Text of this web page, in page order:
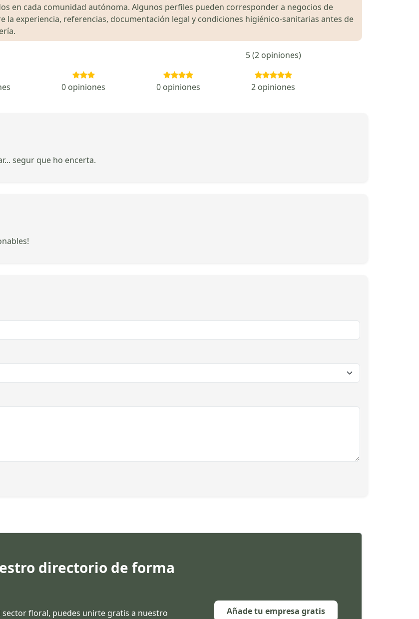
en cada comunidad autónoma. Algunos perfiles pueden corresponder a negocios de
la experiencia, referencias, documentación legal y condiciones higiénico-sanitarias antes de
5 (2 opiniones)
0 opiniones 0 opiniones 2 opiniones
segur que ho encerta.
directorio de forma
floral, puedes unirte gratis a nuestro
Añade tu empresa gratis